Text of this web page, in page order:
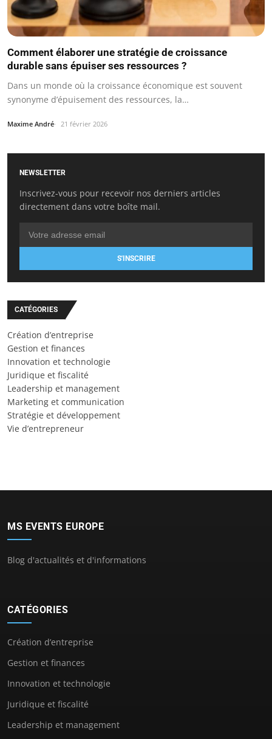
Comment élaborer une stratégie de croissance
durable sans épuiser ses ressources ?
Dans un monde où la croissance économique est souvent
synonyme d’épuisement des ressources, la…
Maxime André 21 février 2026
NEWSLETTER
Inscrivez-vous pour recevoir nos derniers articles
directement dans votre boîte mail.
S'INSCRIRE
CATÉGORIES
Création d’entreprise
Gestion et finances
Innovation et technologie
Juridique et fiscalité
Leadership et management
Marketing et communication
Stratégie et développement
Vie d’entrepreneur
MS EVENTS EUROPE
Blog d'actualités et d'informations
CATÉGORIES
Création d’entreprise
Gestion et finances
Innovation et technologie
Juridique et fiscalité
Leadership et management